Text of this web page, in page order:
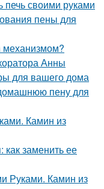
печь своими руками
пены для
механизмом?
Анны
для вашего дома
пену для
Камин из
заменить ее
Руками. Камин из